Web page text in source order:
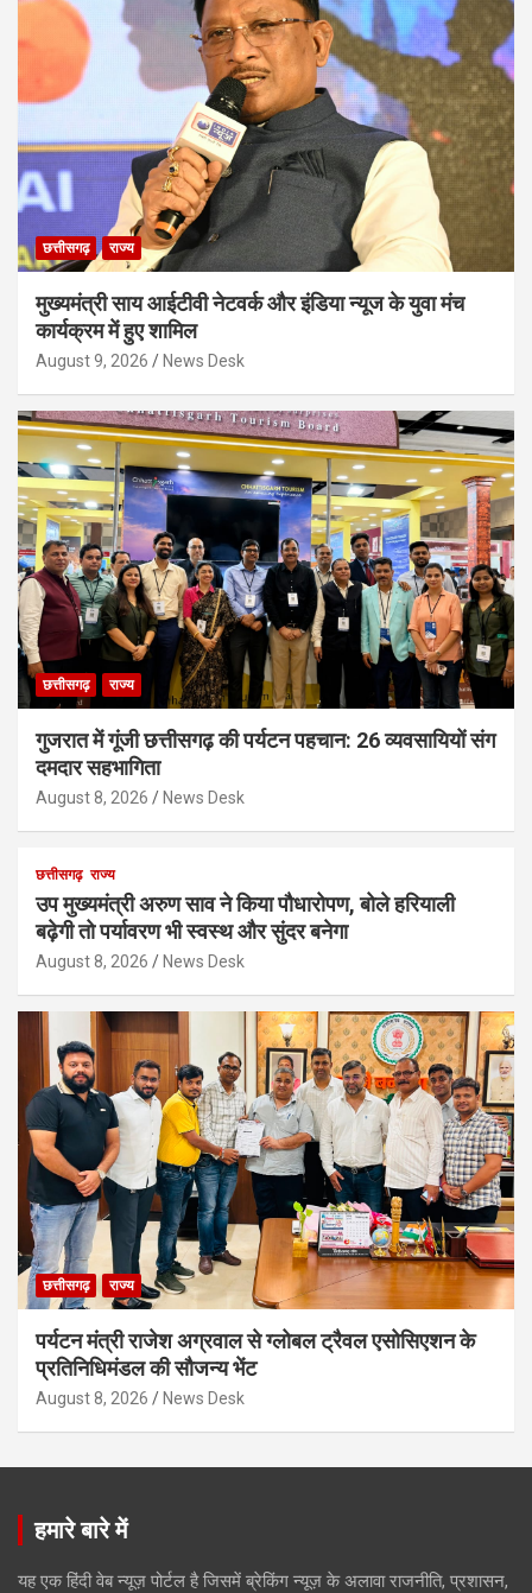
छत्तीसगढ़ राज्य
मुख्यमंत्री साय आईटीवी नेटवर्क और इंडिया न्यूज के युवा मंच
कार्यक्रम में हुए शामिल
August 9, 2026 News Desk
छत्तीसगढ़ राज्य
गुजरात में गूंजी छत्तीसगढ़ की पर्यटन पहचान: 26 व्यवसायियों संग
दमदार सहभागिता
August 8, 2026 News Desk
छत्तीसगढ़ राज्य
उप मुख्यमंत्री अरुण साव ने किया पौधारोपण, बोले हरियाली
बढ़ेगी तो पर्यावरण भी स्वस्थ और सुंदर बनेगा
August 8, 2026 News Desk
छत्तीसगढ़ राज्य
पर्यटन मंत्री राजेश अग्रवाल से ग्लोबल ट्रैवल एसोसिएशन के
प्रतिनिधिमंडल की सौजन्य भेंट
August 8, 2026 News Desk
हमारे बारे में
यह एक हिंदी वेब न्यूज़ पोर्टल है जिसमें ब्रेकिंग न्यूज़ के अलावा राजनीति, प्रशासन,